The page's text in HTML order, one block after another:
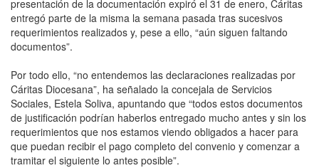
presentación de la documentación expiró el 31 de enero, Cáritas
entregó parte de la misma la semana pasada tras sucesivos
requerimientos realizados y, pese a ello, “aún siguen faltando
documentos”.
Por todo ello, “no entendemos las declaraciones realizadas por
Cáritas Diocesana”, ha señalado la concejala de Servicios
Sociales, Estela Soliva, apuntando que “todos estos documentos
de justificación podrían haberlos entregado mucho antes y sin los
requerimientos que nos estamos viendo obligados a hacer para
que puedan recibir el pago completo del convenio y comenzar a
tramitar el siguiente lo antes posible”.